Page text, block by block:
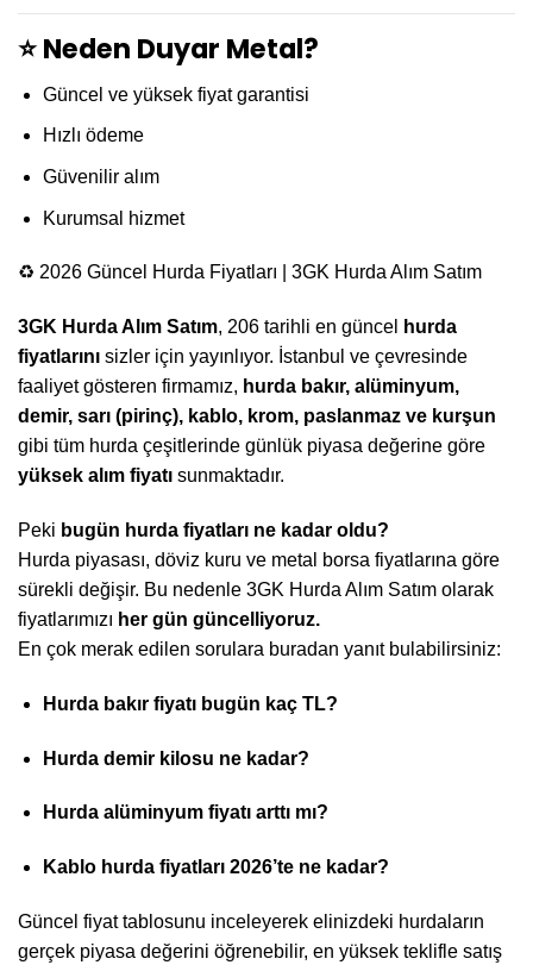
⭐ Neden Duyar Metal?
Güncel ve yüksek fiyat garantisi
Hızlı ödeme
Güvenilir alım
Kurumsal hizmet
♻️ 2026 Güncel Hurda Fiyatları | 3GK Hurda Alım Satım
3GK Hurda Alım Satım, 206 tarihli en güncel
hurda
fiyatlarını sizler için yayınlıyor. İstanbul ve çevresinde
faaliyet gösteren firmamız, hurda bakır, alüminyum,
demir, sarı (pirinç), kablo, krom, paslanmaz ve kurşun
gibi tüm hurda çeşitlerinde günlük piyasa değerine göre
yüksek alım fiyatı sunmaktadır.
Peki bugün hurda fiyatları ne kadar oldu?
Hurda piyasası, döviz kuru ve metal borsa fiyatlarına göre
sürekli değişir. Bu nedenle 3GK Hurda Alım Satım olarak
fiyatlarımızı her gün güncelliyoruz.
En çok merak edilen sorulara buradan yanıt bulabilirsiniz:
Hurda bakır fiyatı bugün kaç TL?
Hurda demir kilosu ne kadar?
Hurda alüminyum fiyatı arttı mı?
Kablo hurda fiyatları 2026’te ne kadar?
Güncel fiyat tablosunu inceleyerek elinizdeki hurdaların
gerçek piyasa değerini öğrenebilir, en yüksek teklifle satış